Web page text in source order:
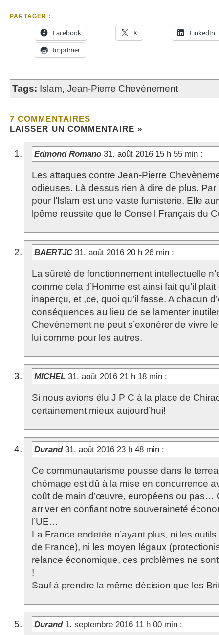
PARTAGER :
Facebook X
LinkedIn
Imprimer
Tags: Islam, Jean-Pierre Chevènement
7 COMMENTAIRES
LAISSER UN COMMENTAIRE »
Edmond Romano 31. août 2016 15 h 55 min :
Les attaques contre Jean-Pierre
odieuses. Là dessus rien à dire de plus.
pour l’Islam est une vaste fumisterie. Elle
lpême réussite que le Conseil Français du
BAERTJC 31. août 2016 20 h 26 min :
La sûreté de fonctionnement intellectuelle
comme cela ;l’Homme est ainsi fait qu’il
inaperçu, et ,ce, quoi qu’il fasse. A chacun
conséquences au lieu de se lamenter
Chevènement ne peut s’exonérer de vivre
lui comme pour les autres.
MICHEL 31. août 2016 21 h 18 min :
Si nous avions élu J P C à la place de
certainement mieux aujourd’hui!
Durand 31. août 2016 23 h 48 min :
Ce communautarisme pousse dans le
chômage est dû à la mise en concurrence
coût de main d’œuvre, européens ou pas…
arriver en confiant notre souveraineté
l’UE…
La France endetée n’ayant plus, ni les
de France), ni les moyen légaux
relance économique, ces problèmes ne
!
Sauf à prendre la même décision que les
Durand 1. septembre 2016 11 h 00 min :